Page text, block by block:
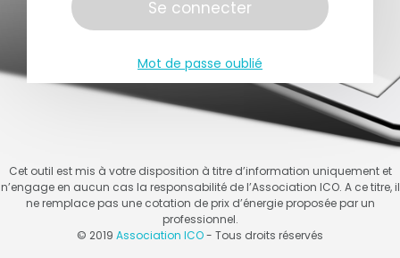
Mot de passe oublié
Cet outil est mis à votre disposition à titre d’information uniquement et
n’engage en aucun cas la responsabilité de l’Association ICO. A ce titre, il
ne remplace pas une cotation de prix d’énergie proposée par un
professionnel.
© 2019 Association ICO- Tous droits réservés